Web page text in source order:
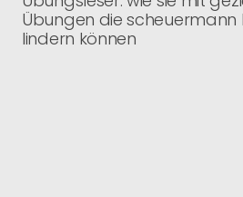
Übungen die scheuermann
lindern können